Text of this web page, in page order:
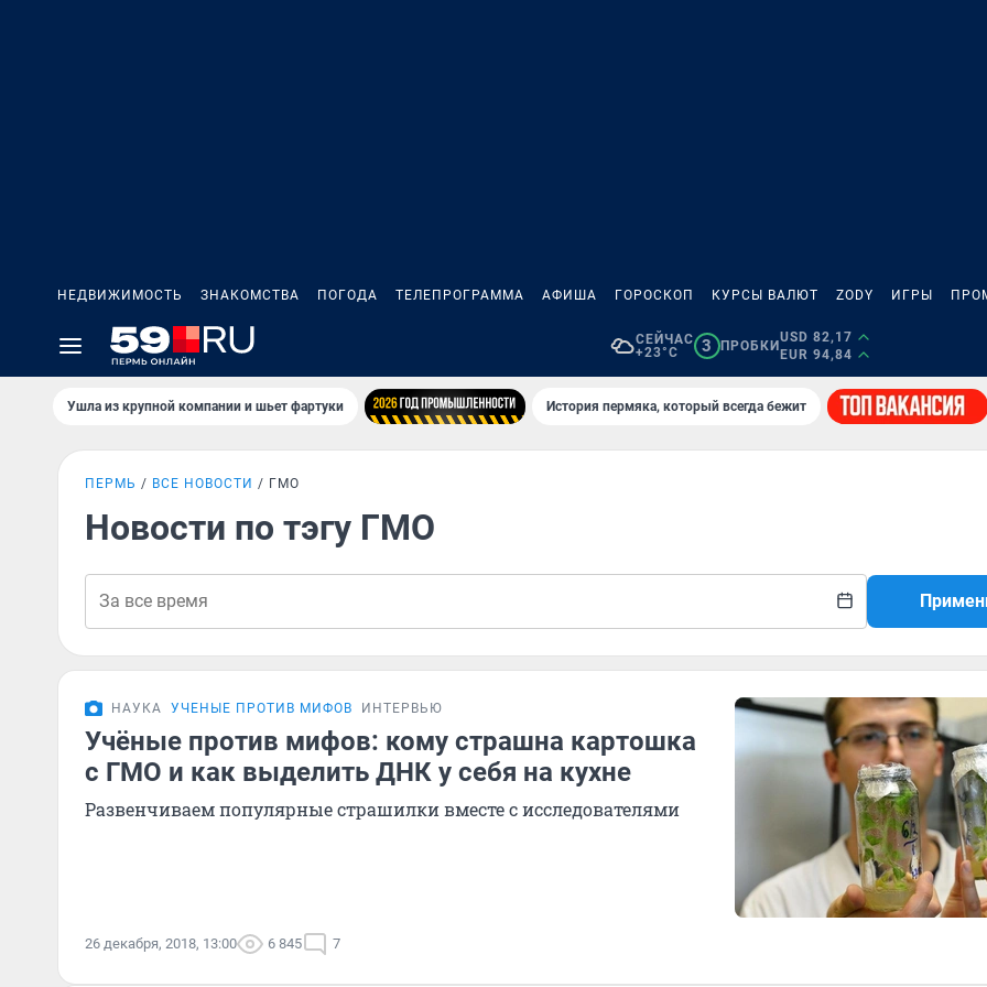
НЕДВИЖИМОСТЬ ЗНАКОМСТВА ПОГОДА ТЕЛЕПРОГРАММА АФИША ГОРОСКОП КУРСЫ ВАЛЮТ ZODY ИГРЫ
СЕЙЧАС
+23°C
3 ПРОБКИ
USD 82,17
EUR 94,84
Ушла из крупной компании и шьет фартуки История пермяка, который всегда бежит
ПЕРМЬ ВСЕ НОВОСТИ ГМО
Новости по тэгу ГМО
НАУКА УЧЕНЫЕ ПРОТИВ МИФОВ ИНТЕРВЬЮ
Учёные против мифов: кому страшна картошка
с ГМО и как выделить ДНК у себя на кухне
Развенчиваем популярные страшилки вместе с исследователями
26 декабря, 2018, 13:00 6 845 7